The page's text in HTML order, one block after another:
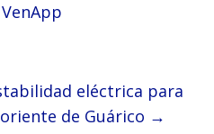
eléctrica para
de Guárico →